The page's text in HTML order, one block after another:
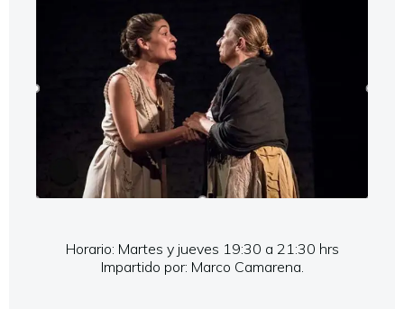
Horario: Martes y jueves 19:30 a 21:30 hrs
Impartido por: Marco Camarena.